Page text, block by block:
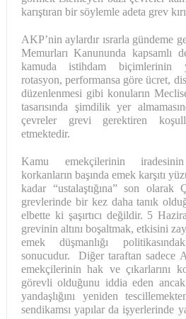
karıştıran bir söylemle adeta grev
AKP’nin aylardır ısrarla gündeme
Memurları Kanununda kapsamlı
kamuda istihdam biçimlerinin
rotasyon, performansa göre ücret,
düzenlenmesi gibi konuların
tasarısında şimdilik yer
çevreler grevi gerektiren
etmektedir.
Kamu emekçilerinin iradesinin
korkanların başında emek karşıtı
kadar “ustalaştığına” son
grevlerinde bir kez daha tanık
elbette ki şaşırtıcı değildir. 5
grevinin altını boşaltmak, etkisini
emek düşmanlığı
sonucudur. Diğer taraftan sadece
emekçilerinin hak ve çıkarlarını
görevli olduğunu iddia eden
yandaşlığını yeniden
sendikamsı yapılar da işyerlerinde